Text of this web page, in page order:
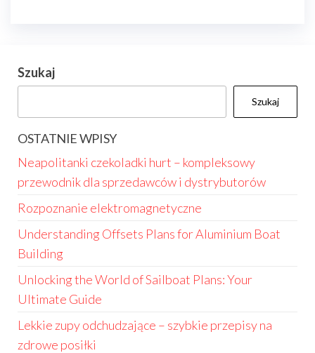
Szukaj
Szukaj
OSTATNIE WPISY
Neapolitanki czekoladki hurt – kompleksowy
przewodnik dla sprzedawców i dystrybutorów
Rozpoznanie elektromagnetyczne
Understanding Offsets Plans for Aluminium Boat
Building
Unlocking the World of Sailboat Plans: Your
Ultimate Guide
Lekkie zupy odchudzające – szybkie przepisy na
zdrowe posiłki